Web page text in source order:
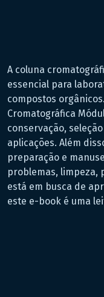
A coluna
essencial para
compostos
Cromatográfica
conservação,
aplicações. Além
preparação e
problemas, limpeza,
está em busca de
este e-book é uma